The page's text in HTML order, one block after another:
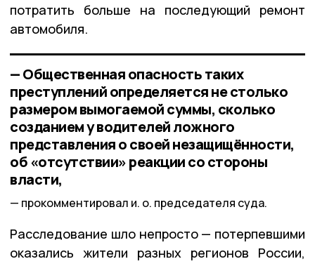
потратить больше на последующий ремонт
автомобиля.
— Общественная опасность таких
преступлений определяется не столько
размером вымогаемой суммы, сколько
созданием у водителей ложного
представления о своей незащищённости,
об «отсутствии» реакции со стороны
власти,
прокомментировал и. о. председателя суда.
Расследование шло непросто — потерпевшими
оказались жители разных регионов России,